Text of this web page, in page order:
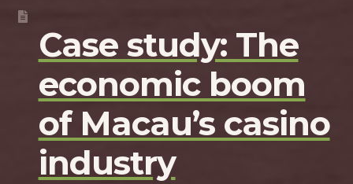
Case study: The
economic boom
of Macau’s casino
industry